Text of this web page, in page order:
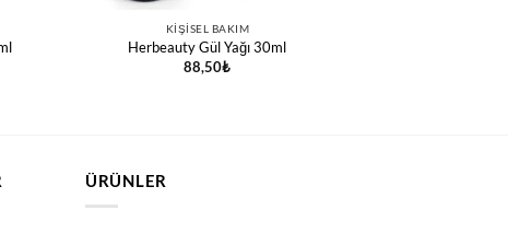
KIŞISEL BAKIM
Herbeauty Gül Yağı 30ml
88,50₺
ÜRÜNLER